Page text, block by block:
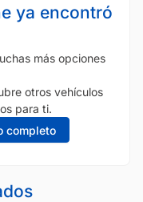
ya encontró
más opciones
otros vehículos
para ti.
completo